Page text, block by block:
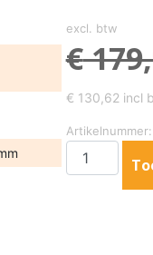
excl. btw
€
€ 130,62 incl